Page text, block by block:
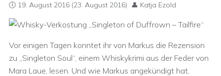
19. August 2016 (23. August 2016) Katja Ezold
Vor einigen Tagen konntet ihr von Markus die Rezension
zu „Singleton Soul“, einem Whiskykrimi aus der Feder von
Mara Laue, lesen. Und wie Markus angekündigt hat,